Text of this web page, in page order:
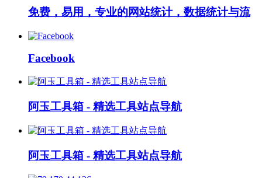
免费，易用，专业的网站统计，数据统计与流
Facebook
阿玉工具箱 - 精选工具站点导航
阿玉工具箱 - 精选工具站点导航